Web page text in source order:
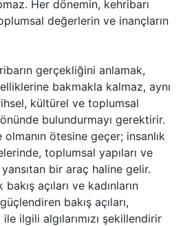
Her dönemin, kehribarı
değerlerin ve inançların
gerçekliğini anlamak,
bakmakla kalmaz, aynı
kültürel ve toplumsal
bulundurmayı gerektirir.
olmanın ötesine geçer; insanlık
toplumsal yapıları ve
bir araç haline gelir.
açıları ve kadınların
bakış açıları,
ilgili algılarımızı şekillendirir